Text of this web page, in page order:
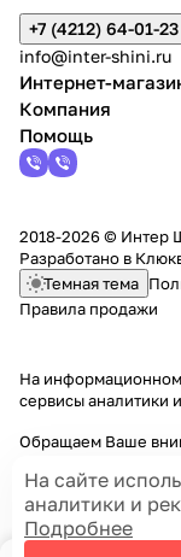
+7 (4212) 64-01-23
info@inter-shini.ru
Интернет-
Компания
Помощь
2018-2026 © Интер
Разработано в
Темная тема
Правила продажи
На
сервисы аналитики
Обращаем Ваше
условиях
сайте, не являются
положениями
На сайте
аналитики и
Подробнее